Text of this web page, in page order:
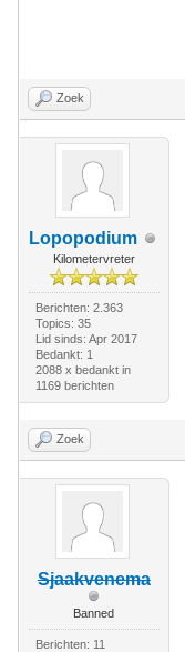
Zoek
Lopopodium
Kilometervreter
Berichten: 2.363
Topics: 35
Lid sinds: Apr 2017
Bedankt: 1
2088 x bedankt in
1169 berichten
Zoek
Sjaakvenema
Banned
Berichten: 11